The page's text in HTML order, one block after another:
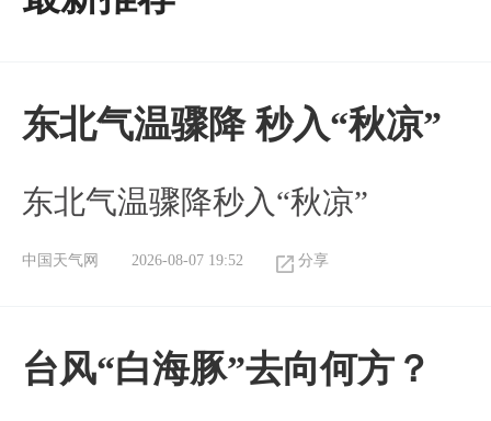
东北气温骤降 秒入“秋凉”
东北气温骤降秒入“秋凉”
中国天气网 2026-08-07 19:52 分享
台风“白海豚”去向何方？